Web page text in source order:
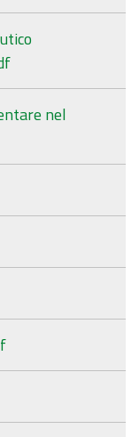
nel